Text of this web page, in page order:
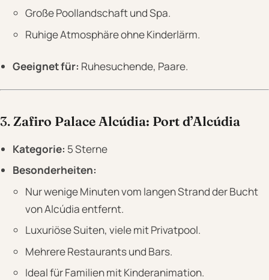
Große Poollandschaft und Spa.
Ruhige Atmosphäre ohne Kinderlärm.
Geeignet für: Ruhesuchende, Paare.
3.Zafiro Palace Alcúdia: Port d’Alcúdia
Kategorie: 5 Sterne
Besonderheiten:
Nur wenige Minuten vom langen Strand der Bucht
von Alcúdia entfernt.
Luxuriöse Suiten, viele mit Privatpool.
Mehrere Restaurants und Bars.
Ideal für Familien mit Kinderanimation.